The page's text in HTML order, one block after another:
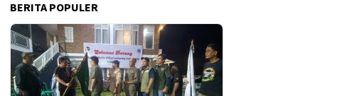
BERITA POPULER